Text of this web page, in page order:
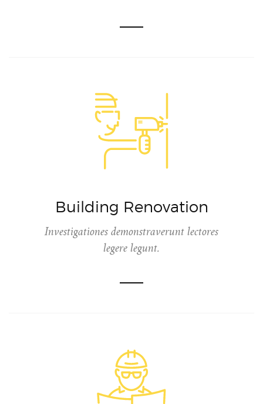
Building Renovation
Investigationes demonstraverunt lectores
legere legunt.